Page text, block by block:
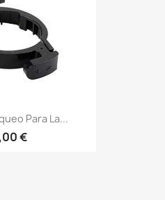
Para La...
€